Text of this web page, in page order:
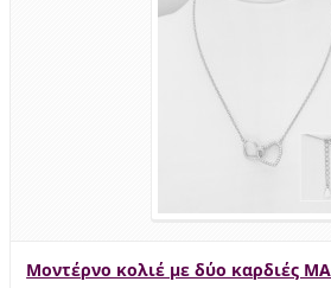
Μοντέρνο κολιέ με δύο καρδιές